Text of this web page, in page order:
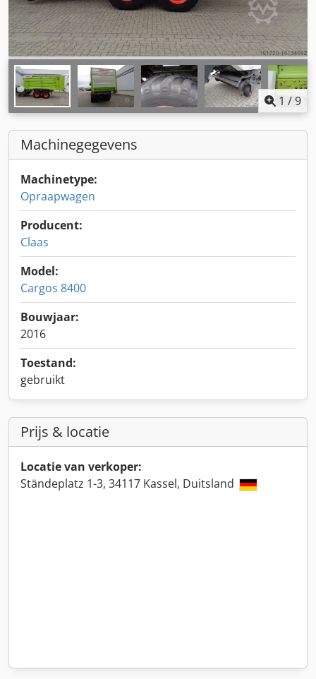
1 /9
Machinegegevens
Machinetype:
Opraapwagen
Producent:
Claas
Model:
Cargos 8400
Bouwjaar:
2016
Toestand:
gebruikt
Prijs & locatie
Locatie van verkoper:
Ständeplatz 1-3, 34117 Kassel, Duitsland